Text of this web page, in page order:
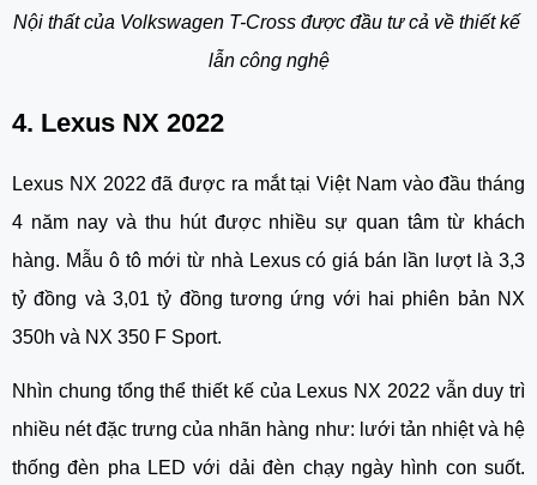
Nội thất của Volkswagen T-Cross được đầu tư cả về thiết kế
lẫn công nghệ
4. Lexus NX 2022
Lexus NX 2022 đã được ra mắt tại Việt Nam vào đầu tháng
4 năm nay và thu hút được nhiều sự quan tâm từ khách
hàng. Mẫu ô tô mới từ nhà Lexus có giá bán lần lượt là 3,3
tỷ đồng và 3,01 tỷ đồng tương ứng với hai phiên bản NX
350h và NX 350 F Sport.
Nhìn chung tổng thể thiết kế của Lexus NX 2022 vẫn duy trì
nhiều nét đặc trưng của nhãn hàng như: lưới tản nhiệt và hệ
thống đèn pha LED với dải đèn chạy ngày hình con suốt.